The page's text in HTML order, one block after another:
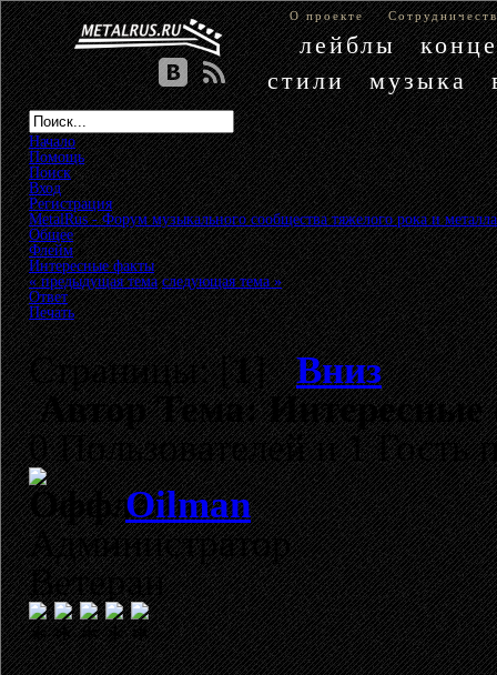
О проекте
лейблы
стили
музыка
Начало
Помощь
Поиск
Вход
Регистрация
MetalRus - Форум музыкального сообщества тяжелого рока и металла
Общее»
Флейм»
Интересные факты
« предыдущая тема следующая тема »
Ответ
Печать
Страницы: [1]Вниз
АвторТема: Интересные
0 Пользователей и 1 Гость
Oilman
Администратор
Ветеран